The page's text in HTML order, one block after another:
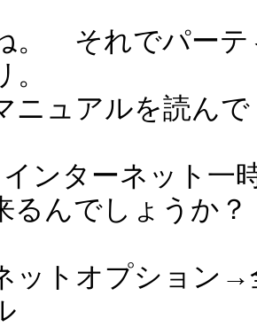
。 それでパーテ
ニュアルを読ん
ンターネット一
るんでしょうか？
ットオプション